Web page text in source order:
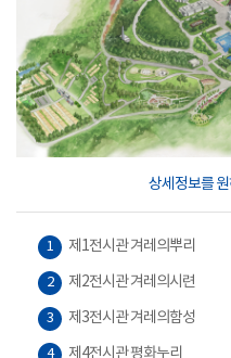
상세정보를
1 제1전시관 겨레의뿌리
2 제2전시관 겨레의시련
3 제3전시관 겨레의함성
4 제4전시관 평화누리